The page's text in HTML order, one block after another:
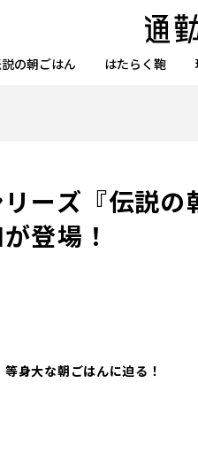
の朝ごはん
はたらく鞄
ーズ『伝説の
登場！
身大な朝ごはんに迫る！